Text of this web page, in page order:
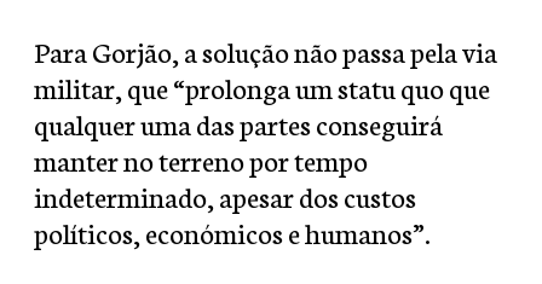
Para Gorjão, a solução não passa pela via
militar, que “prolonga um statu quo que
qualquer uma das partes conseguirá
manter no terreno por tempo
indeterminado, apesar dos custos
políticos, económicos e humanos”.